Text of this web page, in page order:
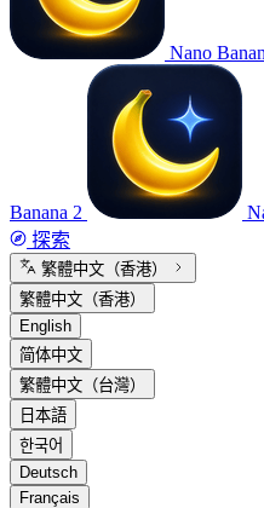
Nano
Banana 2
探索
繁體中文（香港）
繁體中文（香港）
English
简体中文
繁體中文（台灣）
日本語
한국어
Deutsch
Français